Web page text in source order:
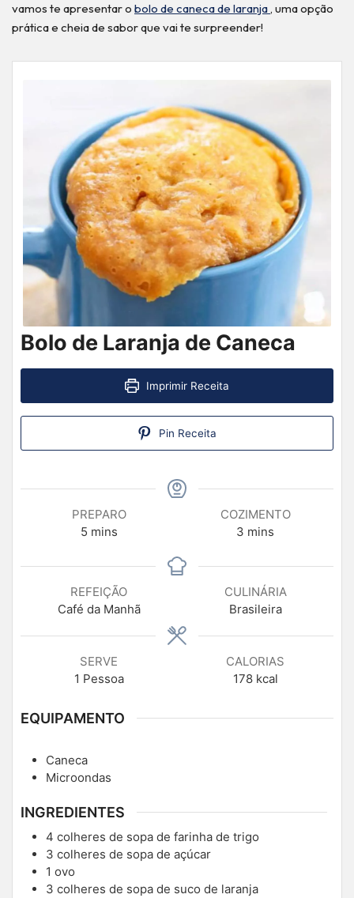
vamos te apresentar o bolo de caneca de laranja, uma opção
prática e cheia de sabor que vai te surpreender!
Bolo de Laranja de Caneca
Imprimir Receita
Pin Receita
PREPARO
5 mins
COZIMENTO
3 mins
REFEIÇÃO
Café da Manhã
CULINÁRIA
Brasileira
SERVE
1 Pessoa
CALORIAS
178 kcal
EQUIPAMENTO
Caneca
Microondas
INGREDIENTES
4 colheres de sopa de farinha de trigo
3 colheres de sopa de açúcar
1 ovo
3 colheres de sopa de suco de laranja